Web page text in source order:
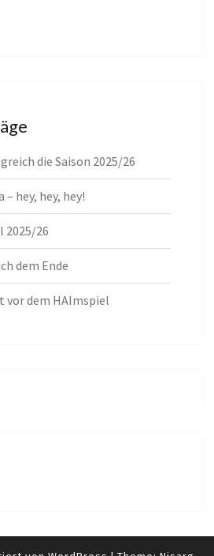
die Saison 2025/26
hey, hey, hey!
2025/26
dem Ende
vor dem HAImspiel